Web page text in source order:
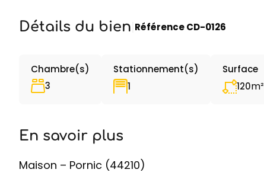
Détails du bien RéférenceCD-0126
Chambre(s)
3
Stationnement(s)
1
Surface
120m²
En savoir plus
Maison – Pornic (44210)